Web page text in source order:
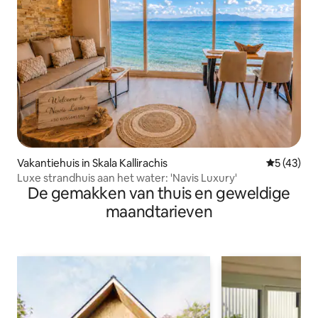
Vakantiehuis in Skala Kallirachis
5 (43)
Luxe strandhuis aan het water: 'Navis Luxury'
De gemakken van thuis en geweldige
maandtarieven